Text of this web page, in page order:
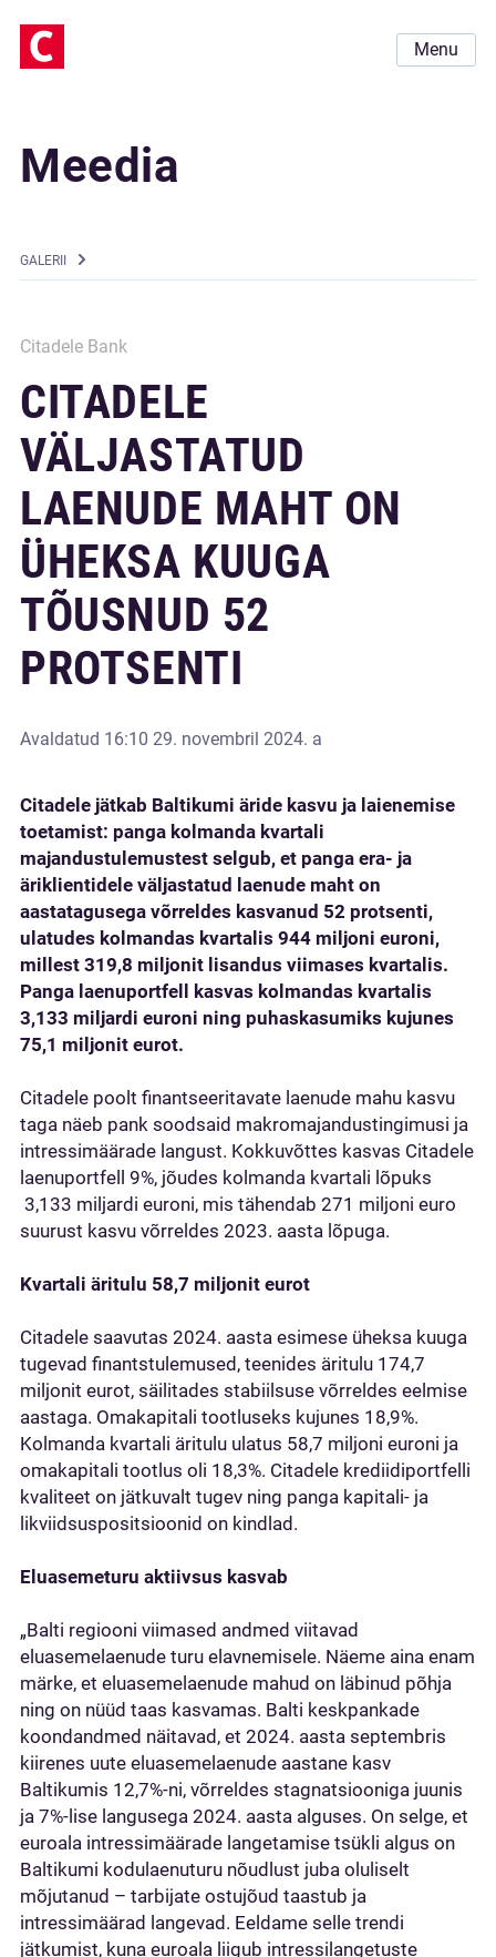
Menu
Meedia
GALERII
Citadele Bank
CITADELE
VÄLJASTATUD
LAENUDE MAHT ON
ÜHEKSA KUUGA
TÕUSNUD 52
PROTSENTI
Avaldatud 16:10 29. novembril 2024. a
Citadele jätkab Baltikumi äride kasvu ja laienemise
toetamist: panga kolmanda kvartali
majandustulemustest selgub, et panga era- ja
äriklientidele väljastatud laenude maht on
aastatagusega võrreldes kasvanud 52 protsenti,
ulatudes kolmandas kvartalis 944 miljoni euroni,
millest 319,8 miljonit lisandus viimases kvartalis.
Panga laenuportfell kasvas kolmandas kvartalis
3,133 miljardi euroni ning puhaskasumiks kujunes
75,1 miljonit eurot.
Citadele poolt finantseeritavate laenude mahu kasvu
taga näeb pank soodsaid makromajandustingimusi ja
intressimäärade langust. Kokkuvõttes kasvas Citadele
laenuportfell 9%, jõudes kolmanda kvartali lõpuks
3,133 miljardi euroni, mis tähendab 271 miljoni euro
suurust kasvu võrreldes 2023. aasta lõpuga.
Kvartali äritulu 58,7 miljonit eurot
Citadele saavutas 2024. aasta esimese üheksa kuuga
tugevad finantstulemused, teenides äritulu 174,7
miljonit eurot, säilitades stabiilsuse võrreldes eelmise
aastaga. Omakapitali tootluseks kujunes 18,9%.
Kolmanda kvartali äritulu ulatus 58,7 miljoni euroni ja
omakapitali tootlus oli 18,3%. Citadele krediidiportfelli
kvaliteet on jätkuvalt tugev ning panga kapitali- ja
likviidsuspositsioonid on kindlad.
Eluasemeturu aktiivsus kasvab
„Balti regiooni viimased andmed viitavad
eluasemelaenude turu elavnemisele. Näeme aina enam
märke, et eluasemelaenude mahud on läbinud põhja
ning on nüüd taas kasvamas. Balti keskpankade
koondandmed näitavad, et 2024. aasta septembris
kiirenes uute eluasemelaenude aastane kasv
Baltikumis 12,7%-ni, võrreldes stagnatsiooniga juunis
ja 7%-lise langusega 2024. aasta alguses. On selge, et
euroala intressimäärade langetamise tsükli algus on
Baltikumi kodulaenuturu nõudlust juba oluliselt
mõjutanud – tarbijate ostujõud taastub ja
intressimäärad langevad. Eeldame selle trendi
jätkumist, kuna euroala liigub intressilangetuste